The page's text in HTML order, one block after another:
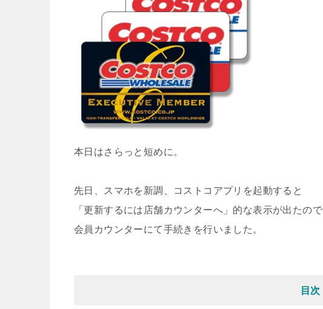
本日はさらっと短めに。
先日、スマホを新調、コストコアプリを起動すると
「更新するには店舗カウンターへ」的な表示が出たので
会員カウンターにて手続きを行いました。
目次